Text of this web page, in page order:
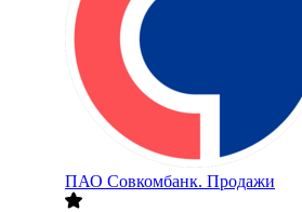
ПАО Совкомбанк. Продажи